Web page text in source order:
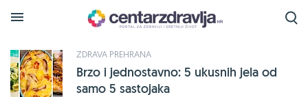
Tražena oznakaomlet
je pronađena na sljedećim
stranicama:
ZDRAVA PREHRANA
Brzo i jednostavno: 5 ukusnih jela od
samo 5 sastojaka